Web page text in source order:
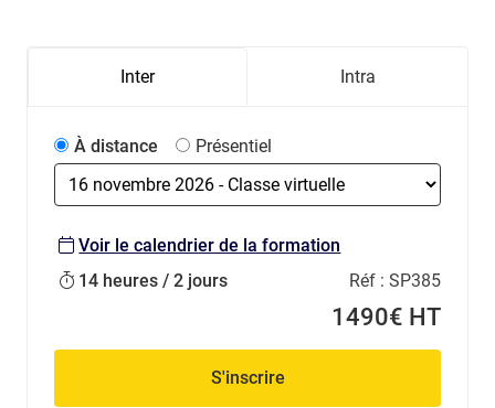
Inter Intra
À distance Présentiel
Voir le calendrier de la formation
14 heures / 2 jours
Réf : SP385
1490€ HT
S'inscrire